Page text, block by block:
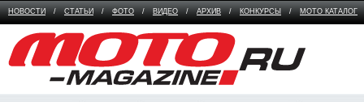
НОВОСТИ / СТАТЬИ / ФОТО / ВИДЕО / АРХИВ / КОНКУРСЫ / МОТО КАТАЛОГ
Moto Magazine